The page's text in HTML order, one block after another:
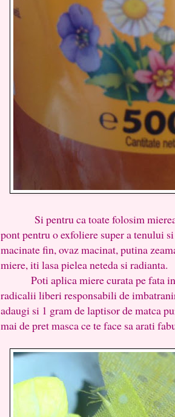
Si pentru ca toate folosim mierea
pont pentru o exfoliere super a tenului
macinate fin, ovaz macinat, putina
miere, iti lasa pielea neteda si radianta.
Poti aplica miere curata pe fata in
radicalii liberi responsabili de
adaugi si 1 gram de laptisor de matca
mai de pret masca ce te face sa arati